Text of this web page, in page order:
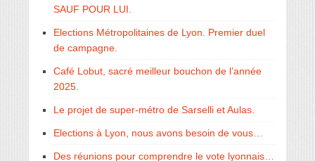
SAUF POUR LUI.
Elections Métropolitaines de Lyon. Premier duel
de campagne.
Café Lobut, sacré meilleur bouchon de l’année
2025.
Le projet de super-métro de Sarselli et Aulas.
Elections à Lyon, nous avons besoin de vous…
Des réunions pour comprendre le vote lyonnais…